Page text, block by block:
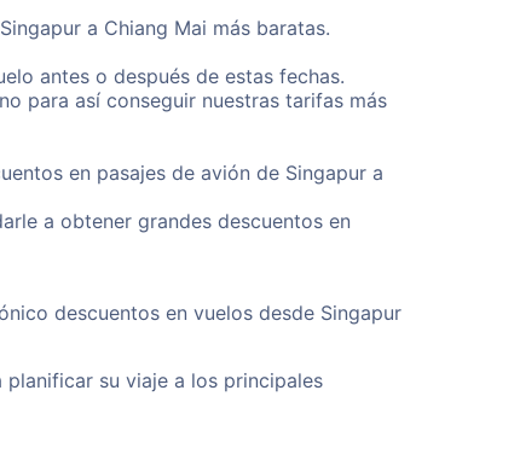
a Chiang Mai más baratas.
antes o después de estas fechas.
para así conseguir nuestras tarifas más
en pasajes de avión de Singapur a
a obtener grandes descuentos en
descuentos en vuelos desde Singapur
su viaje a los principales